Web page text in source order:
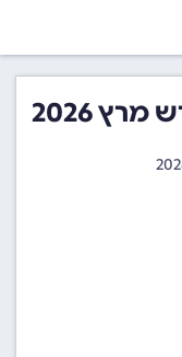
שער הדולר בהאמי בחודש מרץ 2026